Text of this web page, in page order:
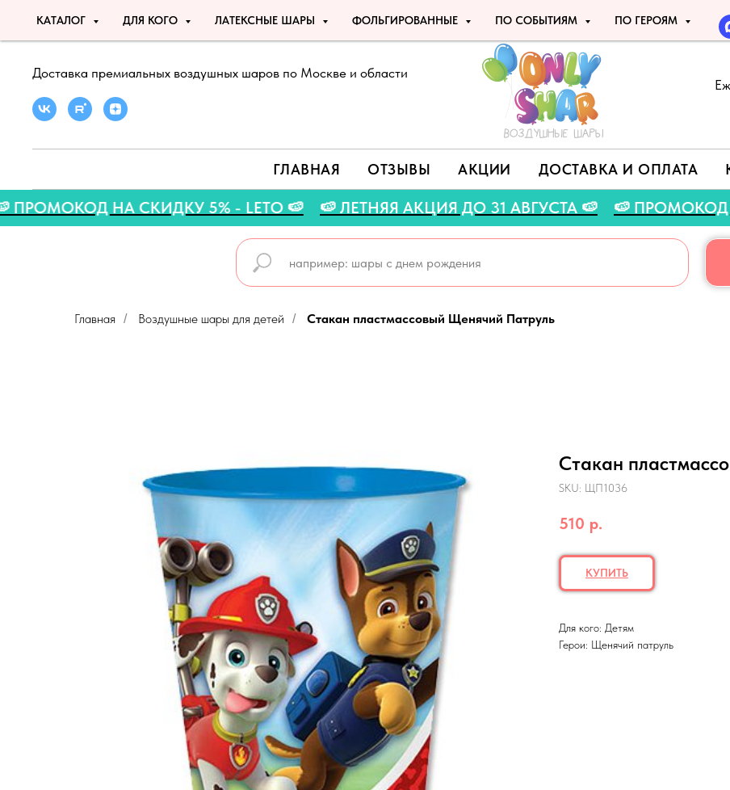
КАТАЛОГ ДЛЯ КОГО ЛАТЕКСНЫЕ ШАРЫ ФОЛЬГИРОВАННЫЕ ПО СОБЫТИЯМ ПО ГЕРОЯМ
Доставка премиальных воздушных шаров по Москве и области
ГЛАВНАЯ ОТЗЫВЫ АКЦИИ ДОСТАВКА И ОПЛАТА
🍉 ПРОМОКОД НА СКИДКУ 5% - LETO 🍉 🍉 ЛЕТНЯЯ АКЦИЯ ДО 31 АВГУСТА 🍉 🍉
Главная / Воздушные шары для детей / Стакан пластмассовый Щенячий Патруль
Стакан
SKU: ЩП1036
510 р.
КУПИТЬ
Для кого: Детям
Герои: Щенячий патруль